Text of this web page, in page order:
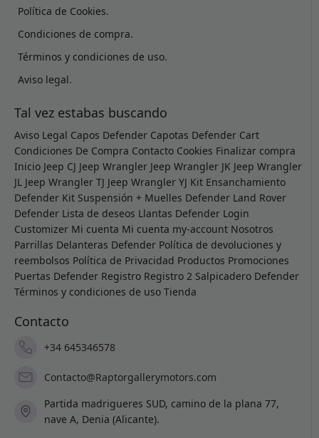
Política de Cookies.
Condiciones de compra.
Términos y condiciones de uso.
Aviso legal.
Tal vez estabas buscando
Aviso Legal Capos Defender Capotas Defender Cart
Condiciones De Compra Contacto Cookies Finalizar compra
Inicio Jeep CJ Jeep Wrangler Jeep Wrangler JK Jeep Wrangler
JL Jeep Wrangler TJ Jeep Wrangler YJ Kit Ensanchamiento
Defender Kit Suspensión + Muelles Defender Land Rover
Defender Lista de deseos Llantas Defender Login
Customizer Mi cuenta Mi cuenta my-account Nosotros
Parrillas Delanteras Defender Política de devoluciones y
reembolsos Política de Privacidad Productos Promociones
Puertas Defender Registro Registro 2 Salpicadero Defender
Términos y condiciones de uso Tienda
Contacto
+34 645346578
Contacto@Raptorgallerymotors.com
Partida madrigueres SUD, camino de la plana 77,
nave A, Denia (Alicante).